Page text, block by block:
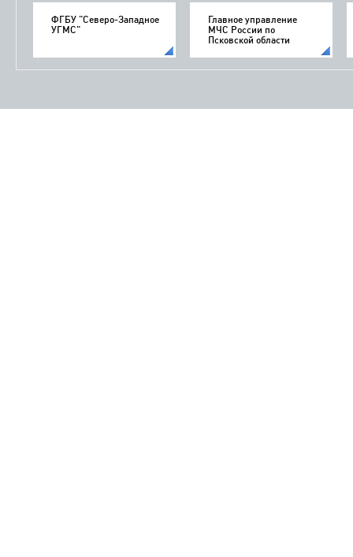
ФГБУ "Северо-Западное
УГМС"
Главное управление
МЧС России по
Псковской области